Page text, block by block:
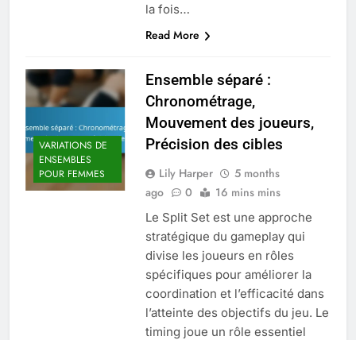
la fois…
Read More
VARIATIONS DE
ENSEMBLES
POUR FEMMES
Ensemble séparé :
Chronométrage,
Mouvement des joueurs,
Précision des cibles
Lily Harper
5 months
ago
0 16 mins mins
Le Split Set est une approche
stratégique du gameplay qui
divise les joueurs en rôles
spécifiques pour améliorer la
coordination et l’efficacité dans
l’atteinte des objectifs du jeu. Le
timing joue un rôle essentiel